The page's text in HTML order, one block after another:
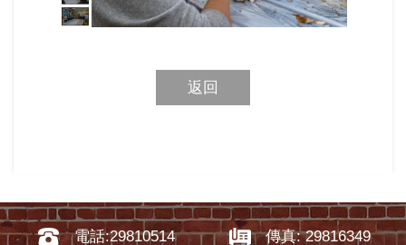
返回
電話:29810514 傳真: 29816349